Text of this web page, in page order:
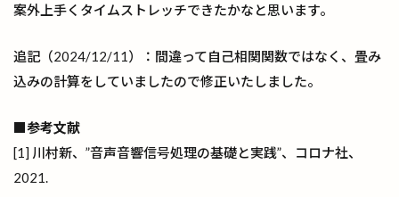
案外上手くタイムストレッチできたかなと思います。
追記（2024/12/11）：間違って自己相関関数ではなく、畳み
込みの計算をしていましたので修正いたしました。
■参考文献
[1] 川村新、”音声音響信号処理の基礎と実践”、コロナ社、
2021.